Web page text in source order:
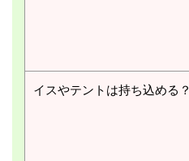
イスやテントは持ち込める？